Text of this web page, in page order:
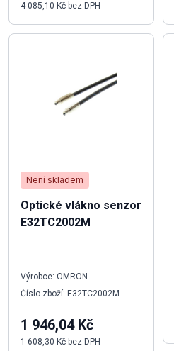
4 085,10 Kč bez DPH
Není skladem
Optické vlákno senzor
E32TC2002M
Výrobce: OMRON
Číslo zboží: E32TC2002M
1 946,04 Kč
1 608,30 Kč bez DPH